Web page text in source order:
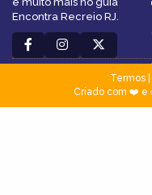
Encontra Recreio RJ.
Termos|
Criado com ❤️ e